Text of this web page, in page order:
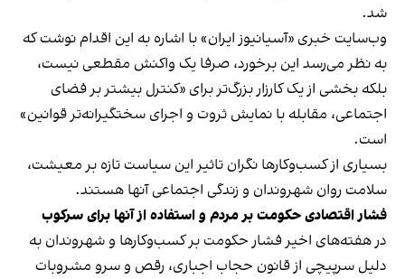
شد.
وب‌سایت خبری «آسیانیوز ایران» با اشاره به این اقدام نوشت که
به نظر می‌رسد این برخورد، صرفا یک واکنش مقطعی نیست،
بلکه بخشی از یک کارزار بزرگ‌تر برای «کنترل بیشتر بر فضای
اجتماعی، مقابله با نمایش ثروت و اجرای سختگیرانه‌تر قوانین»
است.
بسیاری از کسب‌وکارها نگران تاثیر این سیاست‌ تازه بر معیشت،
سلامت روان شهروندان و زندگی اجتماعی آنها هستند.
فشار اقتصادی حکومت بر مردم و استفاده از آنها برای سرکوب
در هفته‌های اخیر فشار حکومت بر کسب‌وکارها و شهروندان به
دلیل سرپیچی از قانون حجاب اجباری، رقص و سرو مشروبات